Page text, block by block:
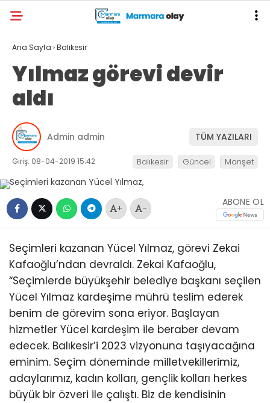
Ana Sayfa ›Balıkesir
Yılmaz görevi devir
aldı
Admin admin TÜM YAZILARI
Giriş: 08-04-2019 15:42 Balıkesir Güncel Manşet
+ -
ABONE OL
Seçimleri kazanan Yücel Yılmaz, görevi Zekai
Kafaoğlu’ndan devraldı. Zekai Kafaoğlu,
“Seçimlerde büyükşehir belediye başkanı seçilen
Yücel Yılmaz kardeşime mührü teslim ederek
benim de görevim sona eriyor. Başlayan
hizmetler Yücel kardeşim ile beraber devam
edecek. Balıkesir’i 2023 vizyonuna taşıyacağına
eminim. Seçim döneminde milletvekillerimiz,
adaylarımız, kadın kolları, gençlik kolları herkes
büyük bir özveri ile çalıştı. Biz de kendisinin